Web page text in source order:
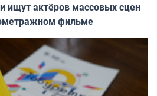
ищут актёров массовых сцен
фильме